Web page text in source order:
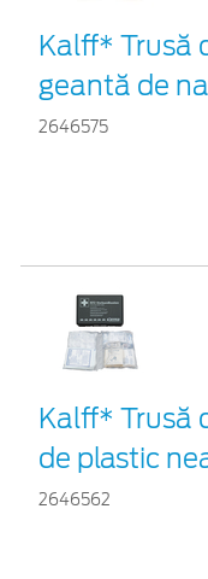
Kalff* Trusă
geantă de
2646575
Kalff* Trusă
de plastic
2646562